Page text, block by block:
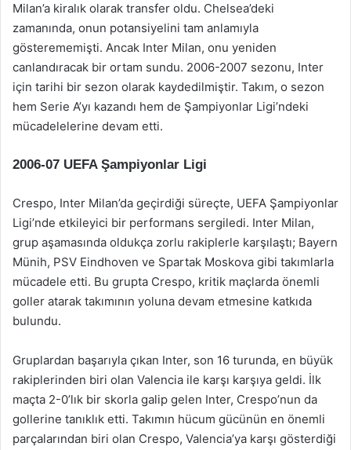
Milan’a kiralık olarak transfer oldu. Chelsea’deki
zamanında, onun potansiyelini tam anlamıyla
gösterememişti. Ancak Inter Milan, onu yeniden
canlandıracak bir ortam sundu. 2006-2007 sezonu, Inter
için tarihi bir sezon olarak kaydedilmiştir. Takım, o sezon
hem Serie A’yı kazandı hem de Şampiyonlar Ligi’ndeki
mücadelelerine devam etti.
2006-07 UEFA Şampiyonlar Ligi
Crespo, Inter Milan’da geçirdiği süreçte, UEFA Şampiyonlar
Ligi’nde etkileyici bir performans sergiledi. Inter Milan,
grup aşamasında oldukça zorlu rakiplerle karşılaştı; Bayern
Münih, PSV Eindhoven ve Spartak Moskova gibi takımlarla
mücadele etti. Bu grupta Crespo, kritik maçlarda önemli
goller atarak takımının yoluna devam etmesine katkıda
bulundu.
Gruplardan başarıyla çıkan Inter, son 16 turunda, en büyük
rakiplerinden biri olan Valencia ile karşı karşıya geldi. İlk
maçta 2-0’lık bir skorla galip gelen Inter, Crespo’nun da
gollerine tanıklık etti. Takımın hücum gücünün en önemli
parçalarından biri olan Crespo, Valencia’ya karşı gösterdiği